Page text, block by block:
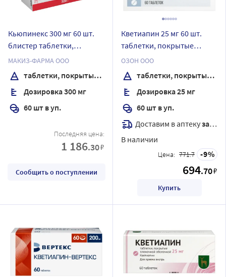
Кьюпинекс 300 мг 60 шт.
блистер таблетки,
покрытые пленочной
оболочкой
МАКИЗ-ФАРМА ООО
таблетки, покрытые пленочной оболочкой
Дозировка 300 мг
60 шт в уп.
Последняя цена:
1 186.30₽
Сообщить о поступлении
Кветиапин 25 мг 60 шт.
таблетки, покрытые
пленочной оболочкой
ОЗОН ООО
таблетки, покрытые пленочной оболочкой
Дозировка 25 мг
60 шт в уп.
Доставим в аптекузавтра
В наличии
Цена: 771.7 9
694.70₽
Купить